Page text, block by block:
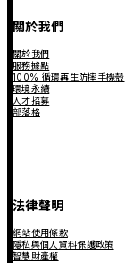
關於我們
關於我們
服務據點
100% 循環再生防摔手機殼
環境永續
人才招募
部落格
法律聲明
網站使用條款
隱私與個人資料保護政策
智慧財產權